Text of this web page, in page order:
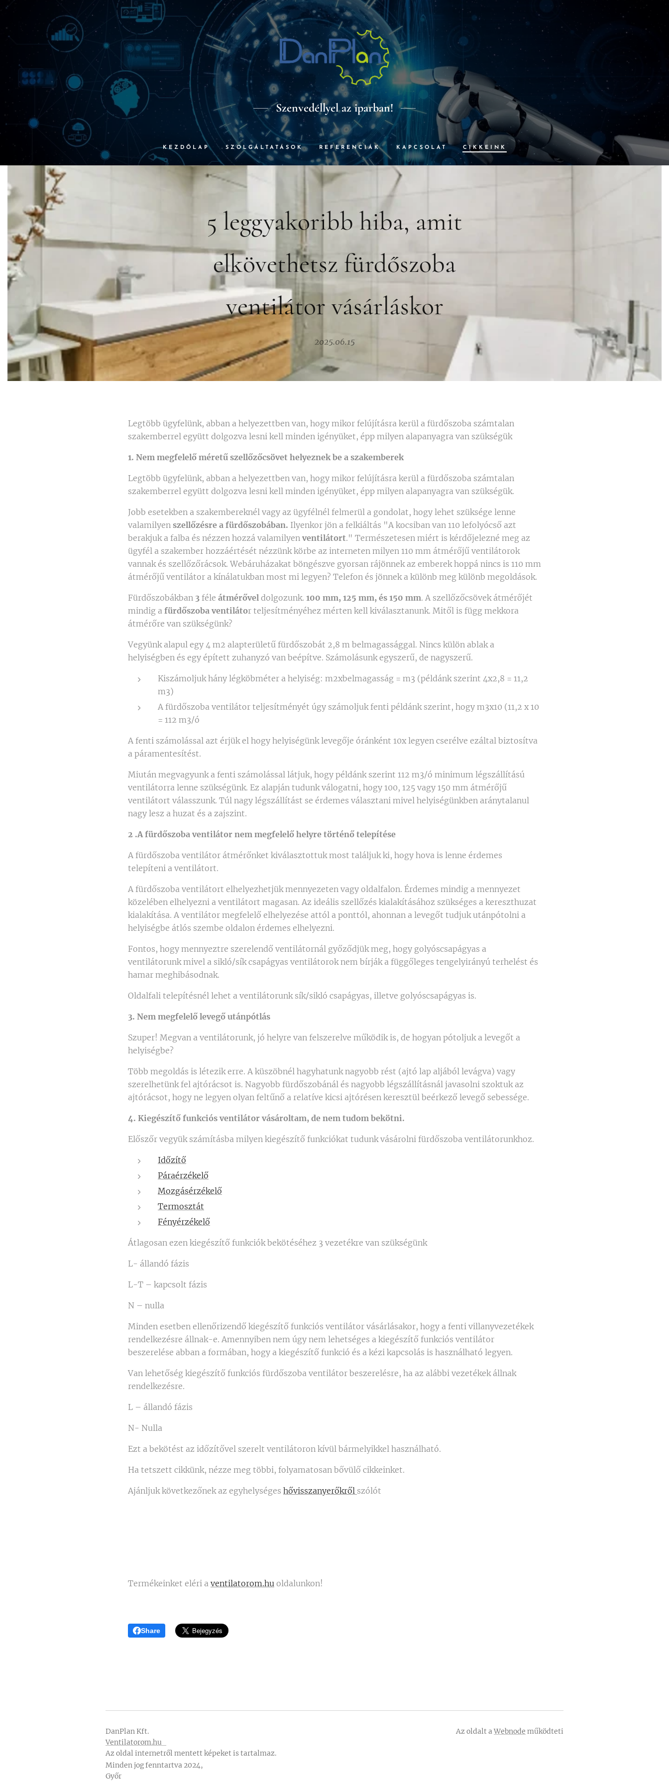
Szenvedéllyel az iparban!
KEZDŐLAP SZOLGÁLTATÁSOK REFERENCIÁK KAPCSOLAT CIKKEINK
5 leggyakoribb hiba, amit
elkövethetsz fürdőszoba
ventilátor vásárláskor
2025.06.15
Legtöbb ügyfelünk, abban a helyezettben van, hogy mikor felújításra kerül a fürdőszoba számtalan
szakemberrel együtt dolgozva lesni kell minden igényüket, épp milyen alapanyagra van szükségük
1. Nem megfelelő méretű szellőzőcsövet helyeznek be a szakemberek
Legtöbb ügyfelünk, abban a helyezettben van, hogy mikor felújításra kerül a fürdőszoba számtalan
szakemberrel együtt dolgozva lesni kell minden igényüket, épp milyen alapanyagra van szükségük.
Jobb esetekben a szakembereknél vagy az ügyfélnél felmerül a gondolat, hogy lehet szüksége lenne
valamilyen szellőzésre a fürdőszobában. Ilyenkor jön a felkiáltás "A kocsiban van 110 lefolyócső azt
berakjuk a falba és nézzen hozzá valamilyen ventilátort." Természetesen miért is kérdőjelezné meg az
ügyfél a szakember hozzáértését nézzünk körbe az interneten milyen 110 mm átmérőjű ventilátorok
vannak és szellőzőrácsok. Webáruházakat böngészve gyorsan rájönnek az emberek hoppá nincs is 110 mm
átmérőjű ventilátor a kínálatukban most mi legyen? Telefon és jönnek a különb meg különb megoldások.
Fürdőszobákban 3 féle átmérővel dolgozunk. 100 mm, 125 mm, és 150 mm. A szellőzőcsövek átmérőjét
mindig a fürdőszoba ventilátor teljesítményéhez mérten kell kiválasztanunk. Mitől is függ mekkora
átmérőre van szükségünk?
Vegyünk alapul egy 4 m2 alapterületű fürdőszobát 2,8 m belmagassággal. Nincs külön ablak a
helyiségben és egy épített zuhanyzó van beépítve. Számolásunk egyszerű, de nagyszerű.
Kiszámoljuk hány légköbméter a helyiség: m2xbelmagasság = m3 (példánk szerint 4x2,8 = 11,2
m3)
A fürdőszoba ventilátor teljesítményét úgy számoljuk fenti példánk szerint, hogy m3x10 (11,2 x 10
= 112 m3/ó
A fenti számolással azt érjük el hogy helyiségünk levegője óránként 10x legyen cserélve ezáltal biztosítva
a páramentesítést.
Miután megvagyunk a fenti számolással látjuk, hogy példánk szerint 112 m3/ó minimum légszállítású
ventilátorra lenne szükségünk. Ez alapján tudunk válogatni, hogy 100, 125 vagy 150 mm átmérőjű
ventilátort válasszunk. Túl nagy légszállítást se érdemes választani mivel helyiségünkben aránytalanul
nagy lesz a huzat és a zajszint.
2 .A fürdőszoba ventilátor nem megfelelő helyre történő telepítése
A fürdőszoba ventilátor átmérőnket kiválasztottuk most találjuk ki, hogy hova is lenne érdemes
telepíteni a ventilátort.
A fürdőszoba ventilátort elhelyezhetjük mennyezeten vagy oldalfalon. Érdemes mindig a mennyezet
közelében elhelyezni a ventilátort magasan. Az ideális szellőzés kialakításához szükséges a kereszthuzat
kialakítása. A ventilátor megfelelő elhelyezése attól a ponttól, ahonnan a levegőt tudjuk utánpótolni a
helyiségbe átlós szembe oldalon érdemes elhelyezni.
Fontos, hogy mennyeztre szerelendő ventilátornál győződjük meg, hogy golyóscsapágyas a
ventilátorunk mivel a sikló/sík csapágyas ventilátorok nem bírják a függőleges tengelyirányú terhelést és
hamar meghibásodnak.
Oldalfali telepítésnél lehet a ventilátorunk sík/sikló csapágyas, illetve golyóscsapágyas is.
3. Nem megfelelő levegő utánpótlás
Szuper! Megvan a ventilátorunk, jó helyre van felszerelve működik is, de hogyan pótoljuk a levegőt a
helyiségbe?
Több megoldás is létezik erre. A küszöbnél hagyhatunk nagyobb rést (ajtó lap aljából levágva) vagy
szerelhetünk fel ajtórácsot is. Nagyobb fürdőszobánál és nagyobb légszállításnál javasolni szoktuk az
ajtórácsot, hogy ne legyen olyan feltűnő a relatíve kicsi ajtórésen keresztül beérkező levegő sebessége.
4. Kiegészítő funkciós ventilátor vásároltam, de nem tudom bekötni.
Előszőr vegyük számításba milyen kiegészítő funkciókat tudunk vásárolni fürdőszoba ventilátorunkhoz.
Időzítő
Páraérzékelő
Mozgásérzékelő
Termosztát
Fényérzékelő
Átlagosan ezen kiegészítő funkciók bekötéséhez 3 vezetékre van szükségünk
L- állandó fázis
L-T – kapcsolt fázis
N – nulla
Minden esetben ellenőrizendő kiegészítő funkciós ventilátor vásárlásakor, hogy a fenti villanyvezetékek
rendelkezésre állnak-e. Amennyiben nem úgy nem lehetséges a kiegészítő funkciós ventilátor
beszerelése abban a formában, hogy a kiegészítő funkció és a kézi kapcsolás is használható legyen.
Van lehetőség kiegészítő funkciós fürdőszoba ventilátor beszerelésre, ha az alábbi vezetékek állnak
rendelkezésre.
L – állandó fázis
N- Nulla
Ezt a bekötést az időzítővel szerelt ventilátoron kívül bármelyikkel használható.
Ha tetszett cikkünk, nézze meg többi, folyamatosan bővülő cikkeinket.
Ajánljuk következőnek az egyhelységes hővisszanyerőkről szólót
Termékeinket eléri a ventilatorom.hu oldalunkon!
Share
DanPlan Kft.
Ventilatorom.hu
Az oldal internetről mentett képeket is tartalmaz.
Minden jog fenntartva 2024,
Győr
Az oldalt aWebnode működteti